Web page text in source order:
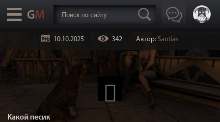
10.10.2025 342 Автор: Santias
Какой песик